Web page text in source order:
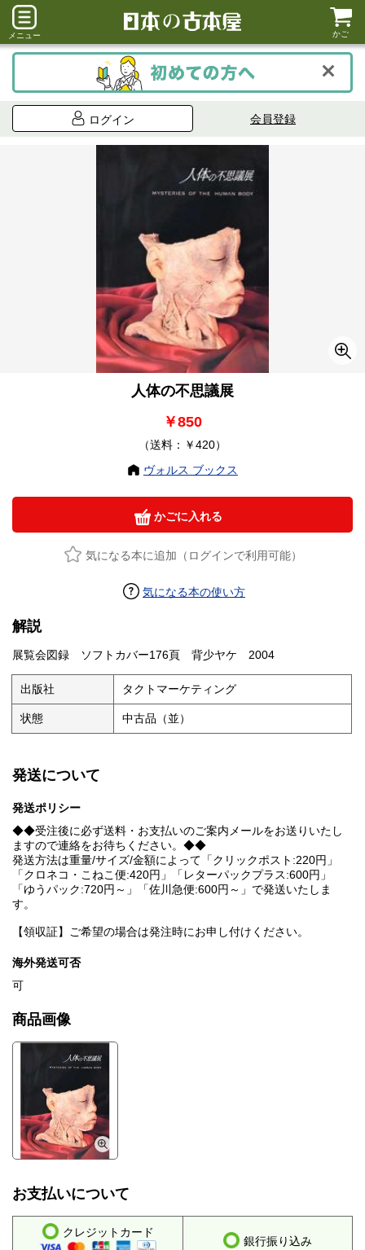
メニュー かご
ログイン 会員登録
人体の不思議展
￥850
（送料：￥420）
ヴォルス ブックス
かごに入れる
気になる本に追加（ログインで利用可能）
気になる本の使い方
解説
展覧会図録 ソフトカバー176頁 背少ヤケ 2004
出版社 タクトマーケティング
状態 中古品（並）
発送について
発送ポリシー
◆◆受注後に必ず送料・お支払いのご案内メールをお送りいたし
ますので連絡をお待ちください。◆◆
発送方法は重量/サイズ/金額によって「クリックポスト:220円」
「クロネコ・こねこ便:420円」「レターパックプラス:600円」
「ゆうパック:720円～」「佐川急便:600円～」で発送いたしま
す。
【領収証】ご希望の場合は発注時にお申し付けください。
海外発送可否
可
商品画像
お支払いについて
クレジットカード
銀行振り込み